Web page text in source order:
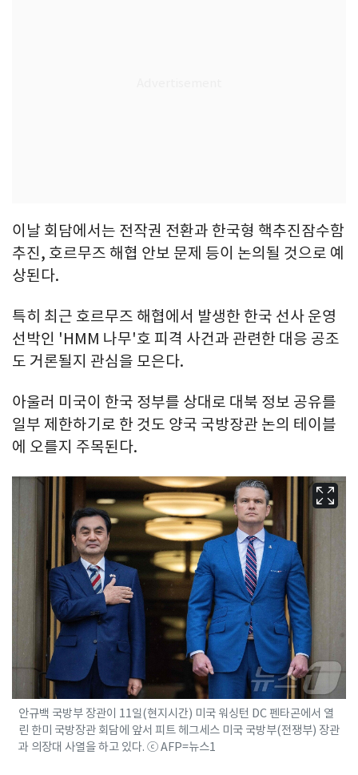
이날 회담에서는 전작권 전환과 한국형 핵추진잠수함
추진, 호르무즈 해협 안보 문제 등이 논의될 것으로 예
상된다.
특히 최근 호르무즈 해협에서 발생한 한국 선사 운영
선박인 'HMM 나무'호 피격 사건과 관련한 대응 공조
도 거론될지 관심을 모은다.
아울러 미국이 한국 정부를 상대로 대북 정보 공유를
일부 제한하기로 한 것도 양국 국방장관 논의 테이블
에 오를지 주목된다.
안규백 국방부 장관이 11일(현지시간) 미국 워싱턴 DC 펜타곤에서 열
린 한미 국방장관 회담에 앞서 피트 헤그세스 미국 국방부(전쟁부) 장관
과 의장대 사열을 하고 있다. ⓒ AFP=뉴스1